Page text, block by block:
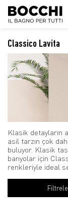
Classico Lavita
Klasik detayların
asil tarzın çok
buluyor. Klasik
banyolar için
renkleriyle ideal
Filtrele